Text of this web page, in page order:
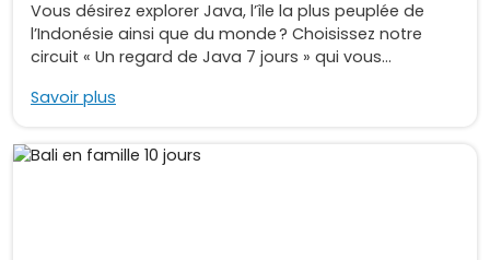
Vous désirez explorer Java, l’île la plus peuplée de
l’Indonésie ainsi que du monde ? Choisissez notre
circuit « Un regard de Java 7 jours » qui vous...
Savoir plus